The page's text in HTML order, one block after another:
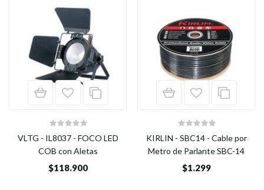
VLTG - IL8037 - FOCO LED
COB con Aletas
$118.900
KIRLIN - SBC14 - Cable por
Metro de Parlante SBC-14
$1.299